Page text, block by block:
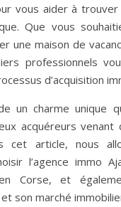
vous aider à
Que vous
une maison de
professionnels
d’acquisition
un charme unique
acquéreurs venant
cet article, nous
l’agence immo
Corse, et
son marché